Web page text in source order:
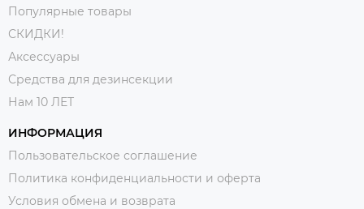
Популярные товары
СКИДКИ!
Аксессуары
Средства для дезинсекции
Нам 10 ЛЕТ
ИНФОРМАЦИЯ
Пользовательское соглашение
Политика конфиденциальности и оферта
Условия обмена и возврата